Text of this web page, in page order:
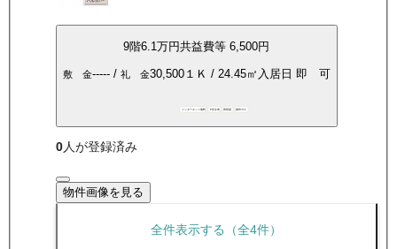
9階6.1万円共益費等 6,500円
敷 金-----/ 礼 金30,500１Ｋ / 24.45㎡ 入居日 即 可
インターネット無料 P空き有 角部屋 都市ガス
0人が登録済み
物件画像を見る
全件表示する（全4件）